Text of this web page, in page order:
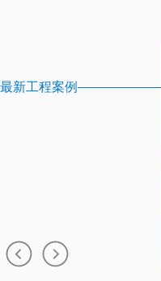
最新工程案例